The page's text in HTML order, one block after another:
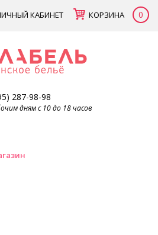
КАБИНЕТ КОРЗИНА 0
287-98-98
дням с 10 до 18 часов